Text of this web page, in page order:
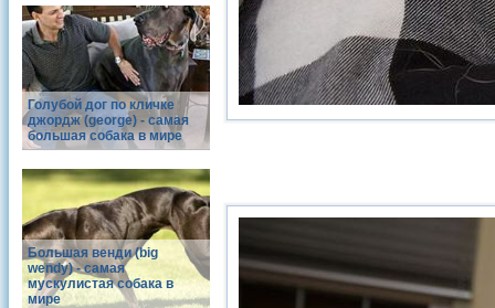
Голубой дог по кличке
джордж (george) - самая
большая собака в мире
Большая венди (big
wendy) - самая
мускулистая собака в
мире